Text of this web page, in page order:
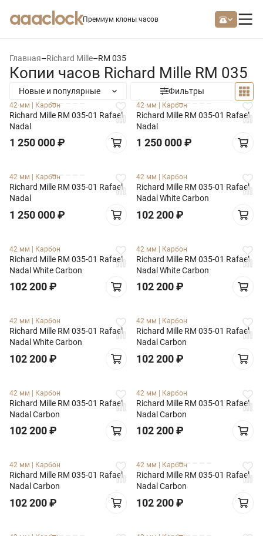
aaaclockПремиум клоны часов
Главная–Richard Mille–RM 035
Копии часов Richard Mille RM 035
Новые и популярные Фильтры
42 мм | Карбон
Richard Mille RM 035-01 Rafael
Nadal
1 250 000₽
42 мм | Карбон
Richard Mille RM 035-01 Rafael
Nadal
1 250 000₽
42 мм Карбон
Richard Mille RM 035-01 Rafael
Nadal
1 250 000₽
42 мм Карбон
Richard Mille RM 035-01 Rafael
Nadal White Carbon
102 200₽
42 мм | Карбон
Richard Mille RM 035-01 Rafael
Nadal White Carbon
102 200₽
42 мм | Карбон
Richard Mille RM 035-01 Rafael
Nadal White Carbon
102 200₽
42 мм Карбон
Richard Mille RM 035-01 Rafael
Nadal White Carbon
102 200₽
42 мм Карбон
Richard Mille RM 035-01 Rafael
Nadal Carbon
102 200₽
42 мм | Карбон
Richard Mille RM 035-01 Rafael
Nadal Carbon
102 200₽
42 мм | Карбон
Richard Mille RM 035-01 Rafael
Nadal Carbon
102 200₽
42 мм Карбон
Richard Mille RM 035-01 Rafael
Nadal Carbon
102 200₽
42 мм Карбон
Richard Mille RM 035-01 Rafael
Nadal Carbon
102 200₽